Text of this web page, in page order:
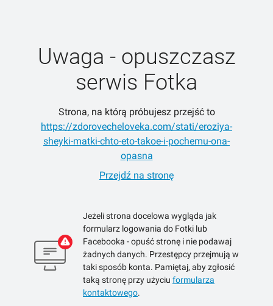
Uwaga - opuszczasz
serwis Fotka
Strona, na którą próbujesz przejść to
https://zdorovecheloveka.com/stati/eroziya-
sheyki-matki-chto-eto-takoe-i-pochemu-ona-
opasna
Przejdź na stronę
Jeżeli strona docelowa wygląda jak
formularz logowania do Fotki lub
Facebooka - opuść stronę i nie podawaj
żadnych danych. Przestępcy przejmują w
taki sposób konta. Pamiętaj, aby zgłosić
taką stronę przy użyciu formularza
kontaktowego.